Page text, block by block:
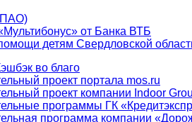
от Банка ВТБ
детям Свердловской
во благо
проект портала mos.ru
проект компании Indoor
программы ГК
программа компании